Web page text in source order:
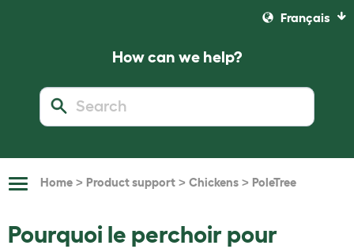
Français
How can we help?
ToggleHome > Product support > Chickens > PoleTree
Pourquoi le perchoir pour